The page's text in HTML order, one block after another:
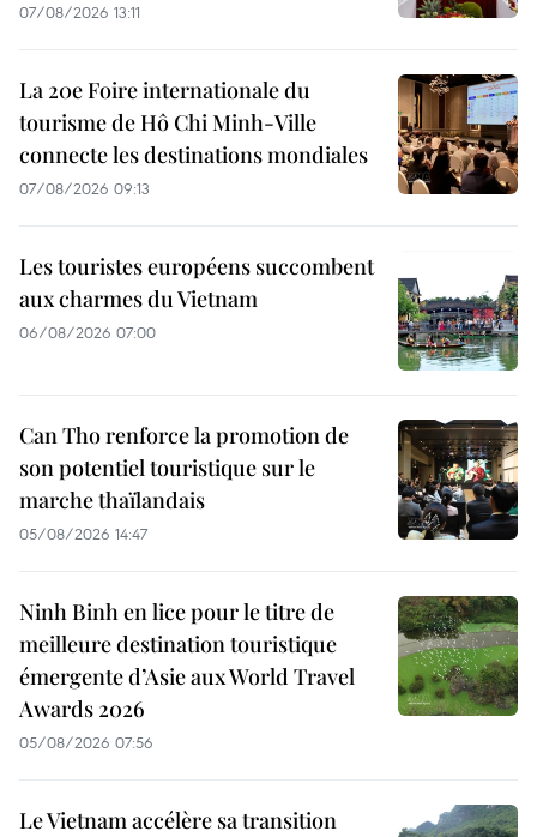
07/08/2026 13:11
La 20e Foire internationale du
tourisme de Hô Chi Minh-Ville
connecte les destinations mondiales
07/08/2026 09:13
Les touristes européens succombent
aux charmes du Vietnam
06/08/2026 07:00
Can Tho renforce la promotion de
son potentiel touristique sur le
marche thaïlandais
05/08/2026 14:47
Ninh Binh en lice pour le titre de
meilleure destination touristique
émergente d’Asie aux World Travel
Awards 2026
05/08/2026 07:56
Le Vietnam accélère sa transition